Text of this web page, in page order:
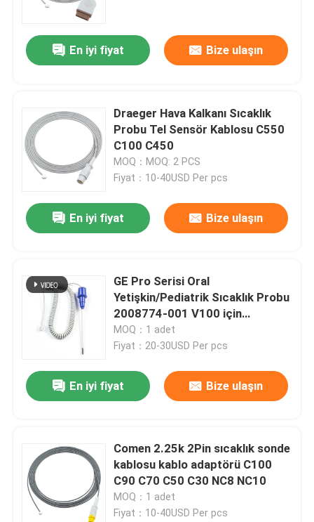
En iyi fiyat Bize ulaşın
Draeger Hava Kalkanı Sıcaklık
Probu Tel Sensör Kablosu C550
C100 C450
MOQ：MOQ: 2 PCS
Fiyat：10-40USD Per pcs
En iyi fiyat Bize ulaşın
GE Pro Serisi Oral
Yetişkin/Pediatrik Sıcaklık Probu
2008774-001 V100 için
uyumludur
MOQ：1 adet
Fiyat：20-30USD Per pcs
En iyi fiyat Bize ulaşın
Comen 2.25k 2Pin sıcaklık sonde
kablosu kablo adaptörü C100
C90 C70 C50 C30 NC8 NC10
MOQ：1 adet
Fiyat：10-40USD Per pcs